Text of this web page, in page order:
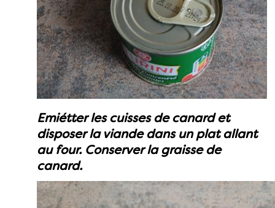
Emiétter les cuisses de canard et
disposer la viande dans un plat allant
au four. Conserver la graisse de
canard.